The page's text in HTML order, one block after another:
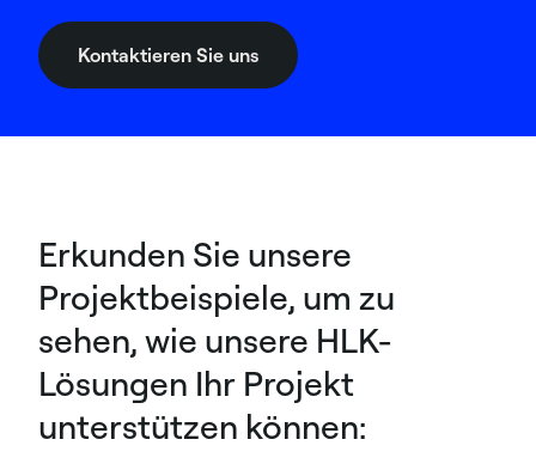
Kontaktieren Sie uns
Erkunden Sie unsere
Projektbeispiele, um zu
sehen, wie unsere HLK-
Lösungen Ihr Projekt
unterstützen können: